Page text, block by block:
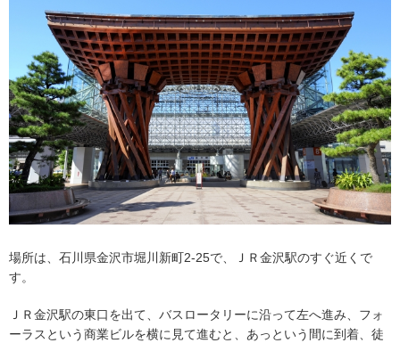
場所は、石川県金沢市堀川新町2-25で、ＪＲ金沢駅のすぐ近くで
す。
ＪＲ金沢駅の東口を出て、バスロータリーに沿って左へ進み、フォ
ーラスという商業ビルを横に見て進むと、あっという間に到着、徒